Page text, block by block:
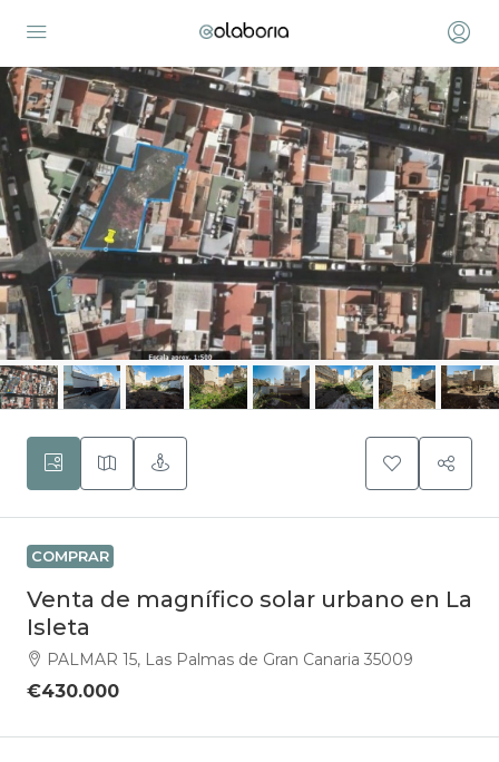
COMPRAR
Venta de magnífico solar urbano en La
Isleta
PALMAR 15, Las Palmas de Gran Canaria 35009
€430.000